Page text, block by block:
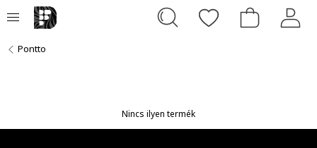
Pontto
Nincs ilyen termék